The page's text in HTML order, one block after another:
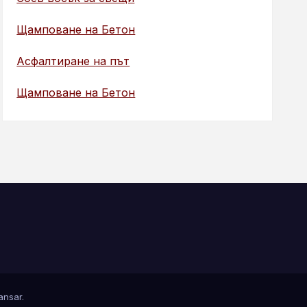
Щамповане на Бетон
Асфалтиране на път
Щамповане на Бетон
.